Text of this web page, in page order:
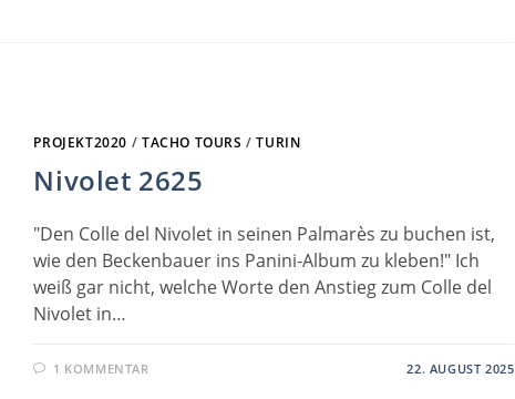
PROJEKT2020 / TACHO TOURS /TURIN
Nivolet 2625
"Den Colle del Nivolet in seinen Palmarès zu buchen ist,
wie den Beckenbauer ins Panini-Album zu kleben!" Ich
weiß gar nicht, welche Worte den Anstieg zum Colle del
Nivolet in…
1 KOMMENTAR 22. AUGUST 2025